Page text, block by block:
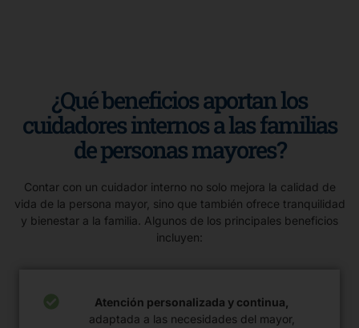
¿Qué beneficios aportan los
cuidadores internos a las familias
de personas mayores?
Contar con un cuidador interno no solo mejora la calidad de
vida de la persona mayor, sino que también ofrece tranquilidad
y bienestar a la familia. Algunos de los principales beneficios
incluyen:
Atención personalizada y continua,
adaptada a las necesidades del mayor,